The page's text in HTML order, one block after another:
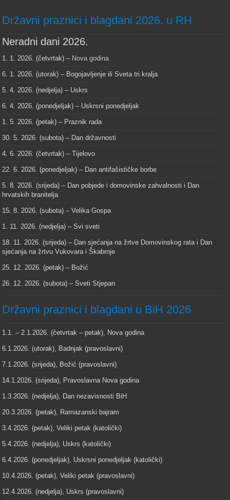
Državni praznici i blagdani 2026. u RH
Neradni dani 2026.
1. 1. 2026. (četvrtak) – Nova godina
6. 1. 2026. (utorak) – Bogojavljenje ili Sveta tri kralja
5. 4. 2026. (nedjelja) – Uskrs
6. 4. 2026. (ponedjeljak) – Uskrsni ponedjeljak
1. 5. 2026. (petak) – Praznik rada
30. 5. 2026. (subota) – Dan državnosti
4. 6. 2026. (četvrtak) – Tijelovo
22. 6. 2026. (ponedjeljak) – Dan antifašističke borbe
5. 8. 2026. (srijeda) – Dan pobjede i domovinske zahvalnosti i Dan
hrvatskih branitelja
15. 8. 2026. (subota) – Velika Gospa
1. 11. 2026. (nedjelja) – Svi sveti
18. 11. 2026. (srijeda) – Dan sjećanja na žrtve Domovinskog rata i Dan
sjećanja na žrtvu Vukovara i Škabrnje
25. 12. 2026. (petak) – Božić
26. 12. 2026. (subota) – Sveti Stjepan
Državni praznici i blagdani u BiH 2026
1.1. – 2.1.2026. (četvrtak – petak), Nova godina
6.1.2026. (utorak), Badnjak (pravoslavni)
7.1.2026. (srijeda), Božić (pravoslavni)
14.1.2026. (srijeda), Pravoslavna Nova godina
1.3.2026. (nedjelja), Dan nezavisnosti BiH
20.3.2026. (petak), Ramazanski bajram
3.4.2026. (petak), Veliki petak (katolički)
5.4.2026. (nedjelja), Uskrs (katolički)
6.4.2026. (ponedjeljak), Uskrsni ponedjeljak (katolički)
10.4.2026. (petak), Veliki petak (pravoslavni)
12.4.2026. (nedjelja), Uskrs (pravoslavni)